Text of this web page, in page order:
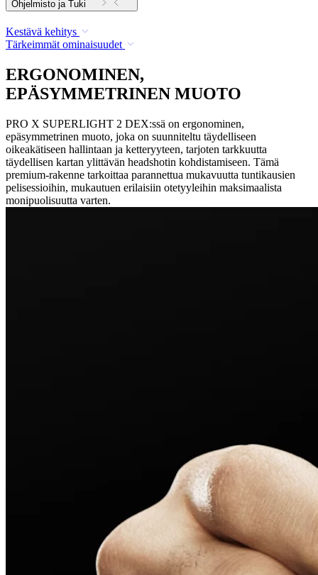
Ohjelmisto ja Tuki
Kestävä kehitys
Tärkeimmät ominaisuudet
ERGONOMINEN,
EPÄSYMMETRINEN MUOTO
PRO X SUPERLIGHT 2 DEX:ssä on ergonominen,
epäsymmetrinen muoto, joka on suunniteltu täydelliseen
oikeakätiseen hallintaan ja ketteryyteen, tarjoten tarkkuutta
täydellisen kartan ylittävän headshotin kohdistamiseen. Tämä
premium-rakenne tarkoittaa parannettua mukavuutta tuntikausien
pelisessioihin, mukautuen erilaisiin otetyyleihin maksimaalista
monipuolisuutta varten.